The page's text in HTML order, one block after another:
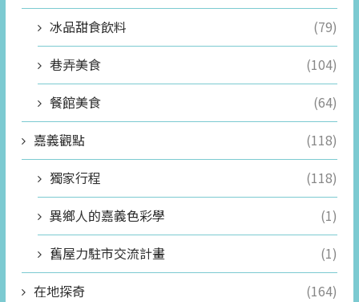
冰品甜食飲料
(79)
巷弄美食
(104)
餐館美食
(64)
嘉義觀點
(118)
獨家行程
(118)
異鄉人的嘉義色彩學
(1)
舊屋力駐市交流計畫
(1)
在地探奇
(164)